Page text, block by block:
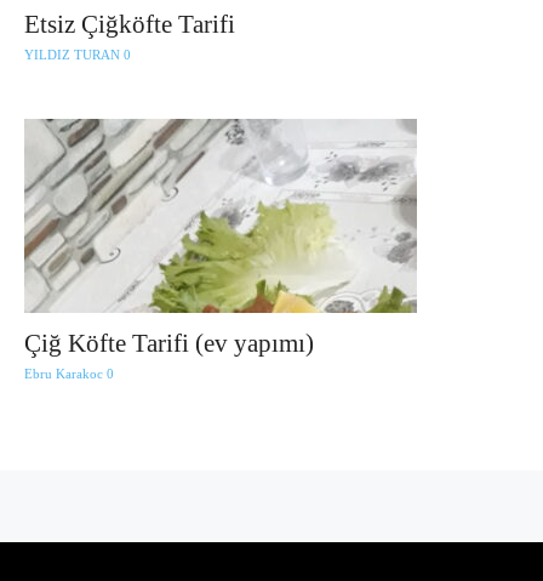
Etsiz Çiğköfte Tarifi
YILDIZ TURAN 0
Çiğ Köfte Tarifi (ev yapımı)
Ebru Karakoc 0